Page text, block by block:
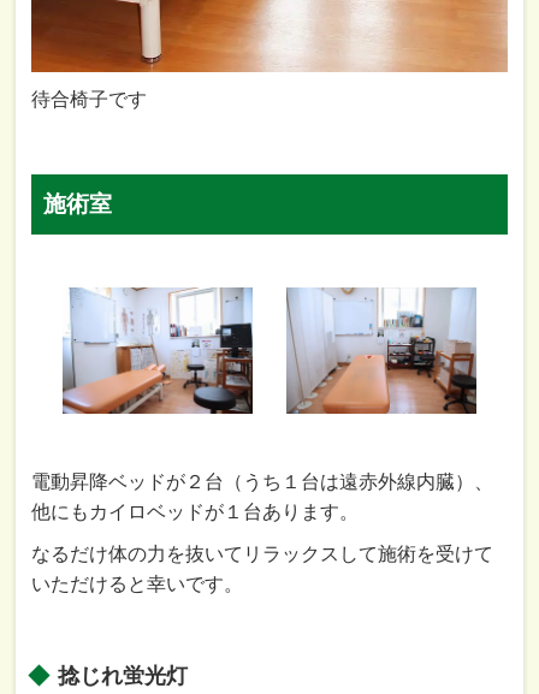
待合椅子です
施術室
電動昇降ベッドが２台（うち１台は遠赤外線内臓）、
他にもカイロベッドが１台あります。
なるだけ体の力を抜いてリラックスして施術を受けて
いただけると幸いです。
捻じれ蛍光灯